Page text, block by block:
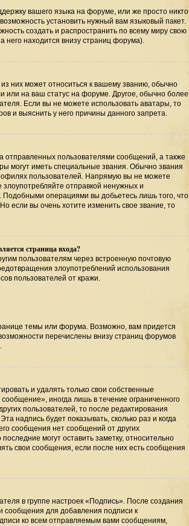
вашего языка на форуме, или же просто никто
установить нужный вам языковый пакет.
создать и распространить по всему миру свою
находится внизу страниц форума).
них может относиться к вашему званию, обычно
или на ваш статус на форуме. Другое, обычно более
Если вы не можете использовать аватары, то
и выяснить у него причины данного запрета.
отправленных пользователями сообщений, а также
могут иметь специальные звания. Обычно звания
пользователей. Напрямую вы не можете
отправкой ненужных и
операциями вы добьетесь лишь того, что
если вы очень хотите изменить свое звание, то
страница входа?
пользователям через встроенную почтовую
злоупотреблений использования
пользователей от кражи.
темы или форума. Возможно, вам придется
перечислены внизу страниц форумов
и удалять только свои собственные
иногда лишь в течение ограниченного
пользователей, то после редактирования
надпись будет показывать, сколько раз и когда
сообщения нет сообщений от других
могут оставить заметку, относительно
свои сообщения, если после них есть сообщения
в группе настроек «Подпись». После создания
сообщения для добавления подписи к
ко всем отправляемым вами сообщениям,